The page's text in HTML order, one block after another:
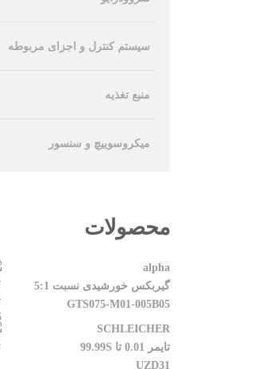
سیستم کنترل و اجزای مربوطه
منبع تغذیه
میکروسوییچ و سنسور
محصولات
alpha
گیربکس خورشیدی نسبت 5:1
GTS075-M01-005B05
SCHLEICHER
تایمر 0.01 تا 99.99S
UZD31